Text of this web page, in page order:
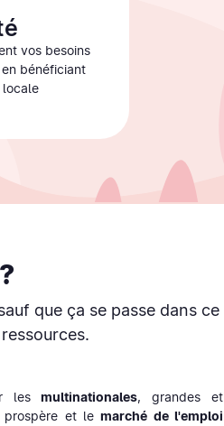
vos besoins
bénéficiant
locale
que ça se passe dans
lesmultinationales, grandes et
et lemarché de l'emploi